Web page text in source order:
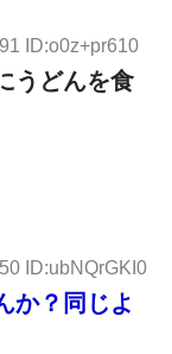
ID:o0z+pr610
うどんを食
ID:ubNQrGKI0
か？同じよ